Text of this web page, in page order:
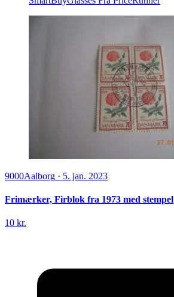
9000Aalborg · 5. jan. 2023
Frimærker, Firblok fra 1973 med stempel
10 kr.